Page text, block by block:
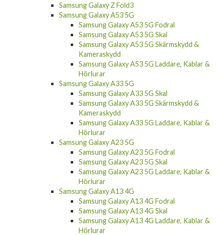
Samsung Galaxy Z Fold3
Samsung Galaxy A53 5G
Samsung Galaxy A53 5G Fodral
Samsung Galaxy A53 5G Skal
Samsung Galaxy A53 5G Skärmskydd &
Kameraskydd
Samsung Galaxy A53 5G Laddare, Kablar &
Hörlurar
Samsung Galaxy A33 5G
Samsung Galaxy A33 5G Skal
Samsung Galaxy A33 5G Skärmskydd &
Kameraskydd
Samsung Galaxy A33 5G Laddare, Kablar &
Hörlurar
Samsung Galaxy A23 5G
Samsung Galaxy A23 5G Fodral
Samsung Galaxy A23 5G Skal
Samsung Galaxy A23 5G Laddare, Kablar &
Hörlurar
Samsung Galaxy A13 4G
Samsung Galaxy A13 4G Fodral
Samsung Galaxy A13 4G Skal
Samsung Galaxy A13 4G Laddare, Kablar &
Hörlurar